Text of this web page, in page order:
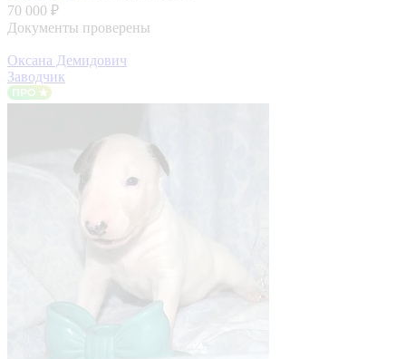
70 000 ₽
Документы проверены
Оксана Демидович
Заводчик